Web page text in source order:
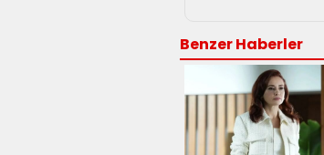
Benzer Haberler